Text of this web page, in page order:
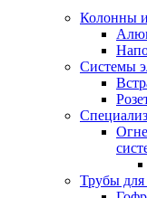
Колонны
Системы
Трубы для